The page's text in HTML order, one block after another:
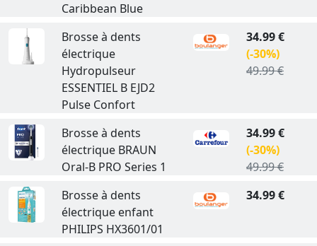
Caribbean Blue
Brosse à dents
électrique
Hydropulseur
ESSENTIEL B EJD2
Pulse Confort
34.99 €
(-30%)
49.99 €
Brosse à dents
électrique BRAUN
Oral-B PRO Series 1
34.99 €
(-30%)
49.99 €
Brosse à dents
électrique enfant
PHILIPS HX3601/01
34.99 €